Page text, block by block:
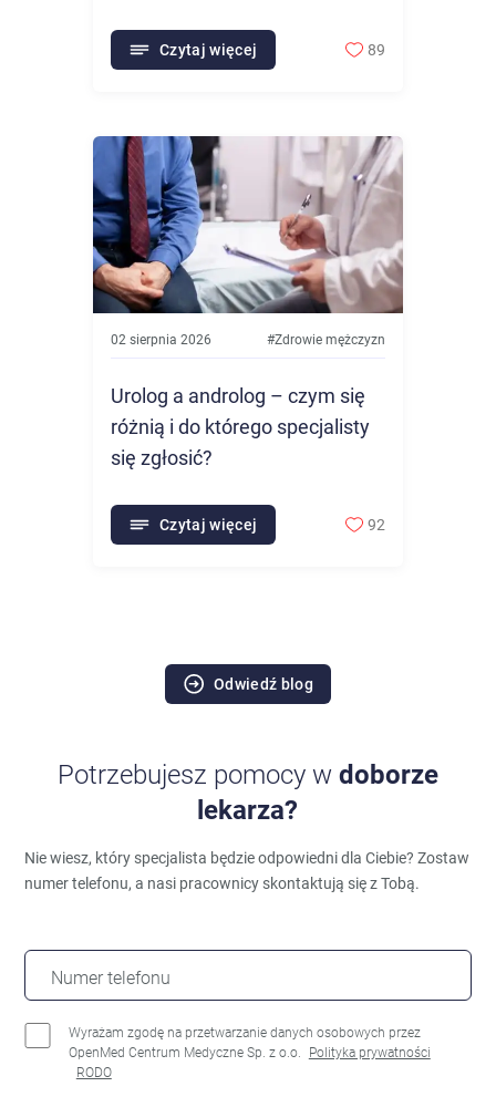
Czytaj więcej 89
02 sierpnia 2026 #Zdrowie mężczyzn
Urolog a androlog – czym się
różnią i do którego specjalisty
się zgłosić?
Czytaj więcej 92
Odwiedź blog
Potrzebujesz pomocy w doborze
lekarza?
Nie wiesz, który specjalista będzie odpowiedni dla Ciebie?Zostaw
numer telefonu, a nasi pracownicy skontaktują się z Tobą.
Numer telefonu
Wyrażam zgodę na przetwarzanie danych osobowych przez
OpenMed Centrum Medyczne Sp. z o.o.
Polityka prywatności
RODO